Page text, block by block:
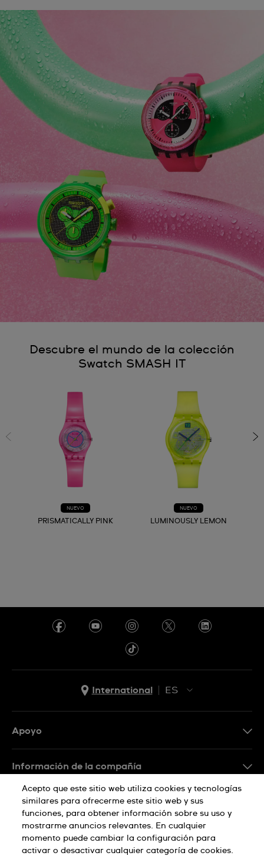
Descubre el mundo de la colección
Swatch SMASH IT
NUEVO
PRISMATICALLY PINK
NUEVO
LUMINOUSLY LEMON
International
ES
Apoyo
Información de la compañía
Prensa
Empleo
Sitemap
Política de privacidad
Aviso sobre cookies
Acepto que este sitio web utiliza cookies y tecnologías
similares para ofrecerme este sitio web y sus
funciones, para obtener información sobre su uso y
mostrarme anuncios relevantes. En cualquier
momento puede cambiar la configuración para
activar o desactivar cualquier categoría de cookies.